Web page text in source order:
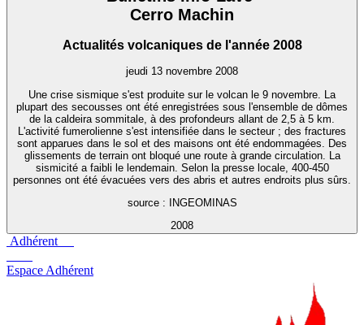
Cerro Machin
Actualités volcaniques de l'année 2008
jeudi 13 novembre 2008
Une crise sismique s'est produite sur le volcan le 9 novembre. La
plupart des secousses ont été enregistrées sous l'ensemble de dômes
de la caldeira sommitale, à des profondeurs allant de 2,5 à 5 km.
L'activité fumerolienne s'est intensifiée dans le secteur ; des fractures
sont apparues dans le sol et des maisons ont été endommagées. Des
glissements de terrain ont bloqué une route à grande circulation. La
sismicité a faibli le lendemain. Selon la presse locale, 400-450
personnes ont été évacuées vers des abris et autres endroits plus sûrs.
source : INGEOMINAS
2008
Adhérent
Espace Adhérent